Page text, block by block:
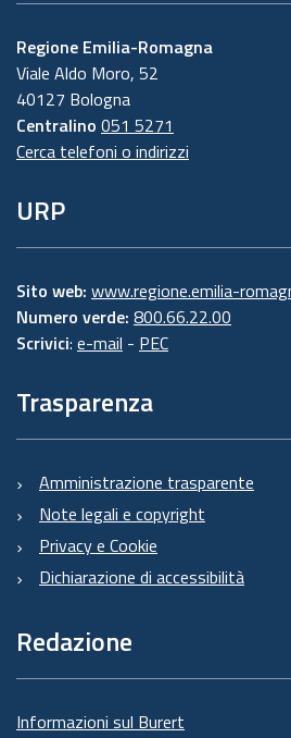
Regione Emilia-Romagna
Viale Aldo Moro, 52
40127 Bologna
Centralino 051 5271
Cerca telefoni o indirizzi
URP
Sito web: www.regione.emilia-
Numero verde: 800.66.22.00
Scrivici: e-mail - PEC
Trasparenza
Amministrazione trasparente
Note legali e copyright
Privacy e Cookie
Dichiarazione di accessibilità
Redazione
Informazioni sul Burert